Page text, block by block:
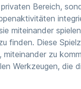
Bereich,
miteinander
finden. Diese
zu
Werkzeugen,